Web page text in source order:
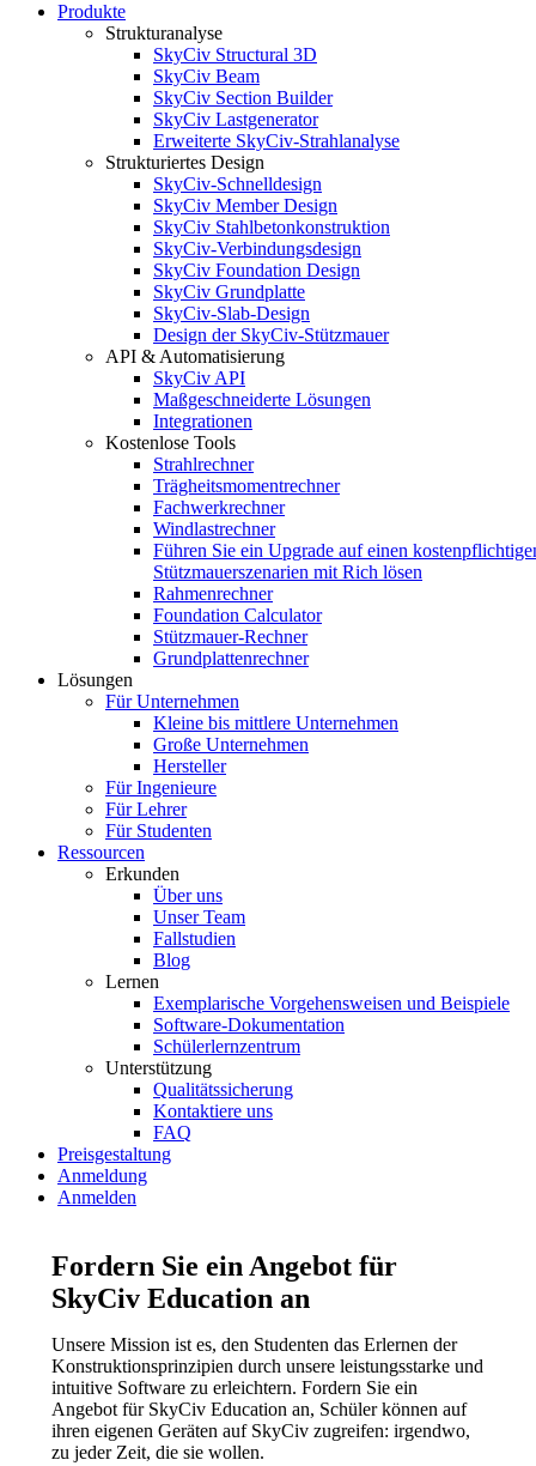
Produkte
Strukturanalyse
SkyCiv Structural 3D
SkyCiv Beam
SkyCiv Section Builder
SkyCiv Lastgenerator
Erweiterte SkyCiv-Strahlanalyse
Strukturiertes Design
SkyCiv-Schnelldesign
SkyCiv Member Design
SkyCiv Stahlbetonkonstruktion
SkyCiv-Verbindungsdesign
SkyCiv Foundation Design
SkyCiv Grundplatte
SkyCiv-Slab-Design
Design der SkyCiv-Stützmauer
API & Automatisierung
SkyCiv API
Maßgeschneiderte Lösungen
Integrationen
Kostenlose Tools
Strahlrechner
Trägheitsmomentrechner
Fachwerkrechner
Windlastrechner
Führen Sie ein Upgrade auf einen
Stützmauerszenarien mit Rich lösen
Rahmenrechner
Foundation Calculator
Stützmauer-Rechner
Grundplattenrechner
Lösungen
Für Unternehmen
Kleine bis mittlere Unternehmen
Große Unternehmen
Hersteller
Für Ingenieure
Für Lehrer
Für Studenten
Ressourcen
Erkunden
Über uns
Unser Team
Fallstudien
Blog
Lernen
Exemplarische Vorgehensweisen und Beispiele
Software-Dokumentation
Schülerlernzentrum
Unterstützung
Qualitätssicherung
Kontaktiere uns
FAQ
Preisgestaltung
Anmeldung
Anmelden
Fordern Sie ein Angebot für
SkyCiv Education an
Unsere Mission ist es, den Studenten das Erlernen der
Konstruktionsprinzipien durch unsere leistungsstarke und
intuitive Software zu erleichtern. Fordern Sie ein
Angebot für SkyCiv Education an, Schüler können auf
ihren eigenen Geräten auf SkyCiv zugreifen: irgendwo,
zu jeder Zeit, die sie wollen.